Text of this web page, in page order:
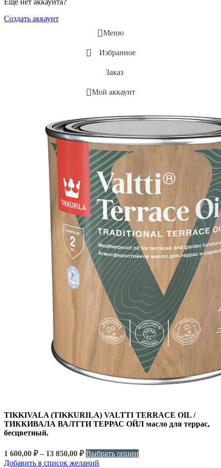
Еще нет аккаунта?
Создать аккаунт
Меню
Избранное
Заказ
Мой аккаунт
TIKKIVALA (TIKKURILA) VALTTI TERRACE OIL /
ТИККИВАЛА ВАЛТТИ ТЕРРАС ОЙЛ масло для террас,
бесцветный.
1 600,00 ₽ – 13 850,00 ₽ Выбрать опции
Добавить в список желаний